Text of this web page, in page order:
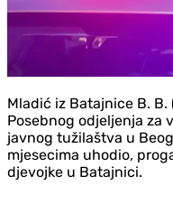
Mladić iz Batajnice B.
Posebnog odjeljenja za
javnog tužilaštva u
mjesecima uhodio,
djevojke u Batajnici.